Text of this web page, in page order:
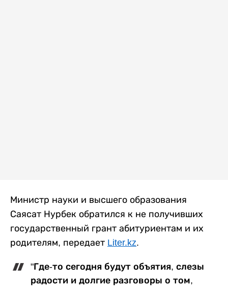
Министр науки и высшего образования
Саясат Нурбек обратился к не получивших
государственный грант абитуриентам и их
родителям, передает Liter.kz.
"Где-то сегодня будут объятия, слезы
радости и долгие разговоры о том,